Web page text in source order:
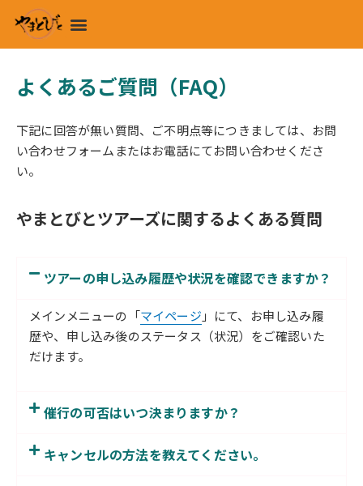
を
メ
ー
よくあるご質問（FAQ）
下記に回答が無い質問、ご不明点等につきましては、お問
い合わせフォームまたはお電話にてお問い合わせくださ
い。
やまとびとツアーズに関するよくある質問
ツアーの申し込み履歴や状況を確認できますか？
メインメニューの「マイページ 」にて、お申し込み履
歴や、申し込み後のステータス（状況）をご確認いた
だけます。
催行の可否はいつ決まりますか？
キャンセルの方法を教えてください。